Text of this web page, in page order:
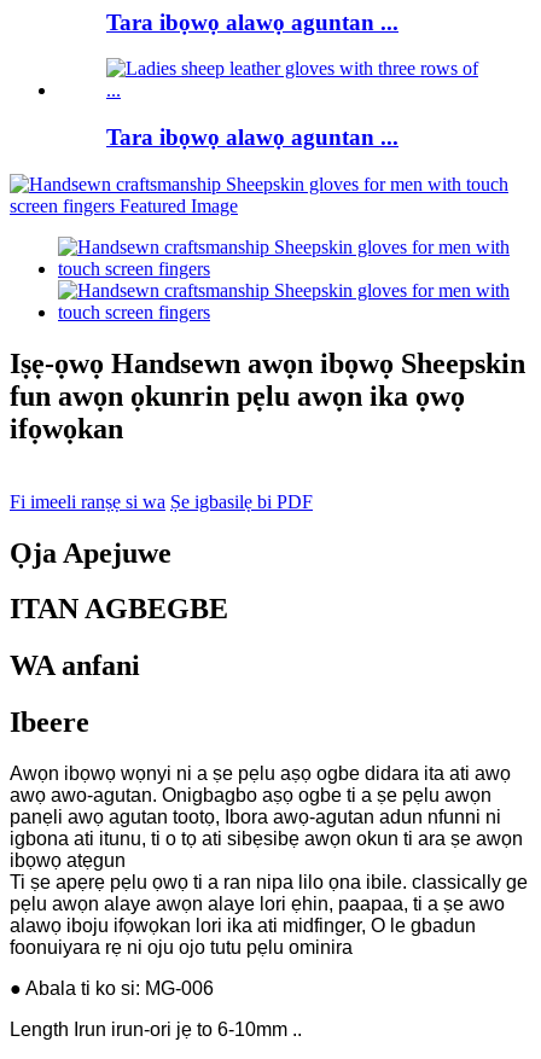
Tara ibọwọ alawọ aguntan ...
Tara ibọwọ alawọ aguntan ...
Iṣẹ-ọwọ Handsewn awọn ibọwọ Sheepskin
fun awọn ọkunrin pẹlu awọn ika ọwọ
ifọwọkan
Fi imeeli ranṣẹ si wa Ṣe igbasilẹ bi PDF
Ọja Apejuwe
ITAN AGBEGBE
WA anfani
Ibeere
Awọn ibọwọ wọnyi ni a ṣe pẹlu aṣọ ogbe didara ita ati awọ
awọ awo-agutan. Onigbagbo aṣọ ogbe ti a ṣe pẹlu awọn
panẹli awọ agutan tootọ, Ibora awọ-agutan adun nfunni ni
igbona ati itunu, ti o tọ ati sibẹsibẹ awọn okun ti ara ṣe awọn
ibọwọ atẹgun
Ti ṣe apẹrẹ pẹlu ọwọ ti a ran nipa lilo ọna ibile. classically ge
pẹlu awọn alaye awọn alaye lori ẹhin, paapaa, ti a ṣe awo
alawọ iboju ifọwọkan lori ika ati midfinger, O le gbadun
foonuiyara rẹ ni oju ojo tutu pẹlu ominira
● Abala ti ko si: MG-006
Length Irun irun-ori jẹ to 6-10mm ..